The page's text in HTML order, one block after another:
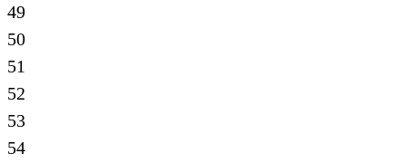
49
50
51
52
53
54